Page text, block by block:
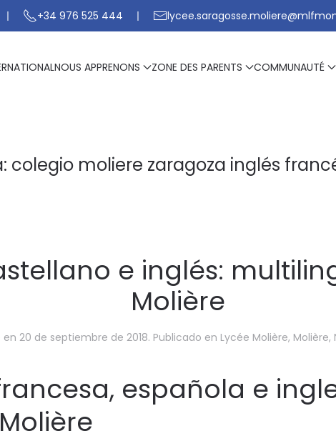
+34 976 525 444
NOUS APPRENONS ZONE DES PARENTS COMMUNAUTÉ
colegio moliere zaragoza inglés
e inglés:
Molière
en 20 de septiembre de 2018. Publicado en Lycée Molière, Molière,
española e